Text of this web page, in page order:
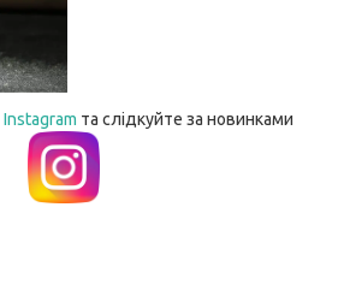
Instagram та слідкуйте за новинками